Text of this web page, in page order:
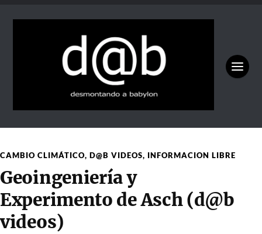
CAMBIO CLIMÁTICO, D@B VIDEOS, INFORMACION LIBRE
Geoingeniería y
Experimento de Asch (d@b
videos)